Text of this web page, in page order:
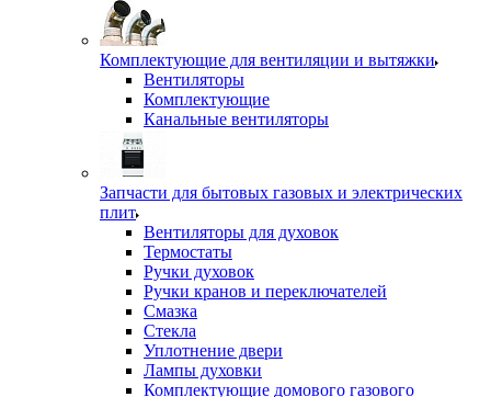
Комплектующие для вентиляции и вытяжки
Вентиляторы
Комплектующие
Канальные вентиляторы
Запчасти для бытовых газовых и электрических
плит
Вентиляторы для духовок
Термостаты
Ручки духовок
Ручки кранов и переключателей
Смазка
Стекла
Уплотнение двери
Лампы духовки
Комплектующие домового газового